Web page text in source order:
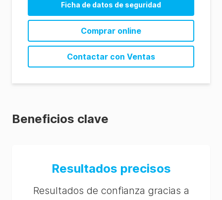
Ficha de datos de seguridad
Comprar online
Contactar con Ventas
Beneficios clave
Resultados precisos
Resultados de confianza gracias a